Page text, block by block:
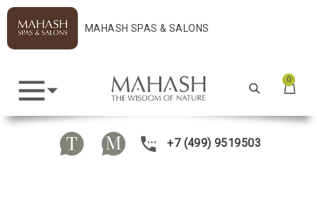
MAHASH SPAS & SALONS
0
+7 (499) 9519503